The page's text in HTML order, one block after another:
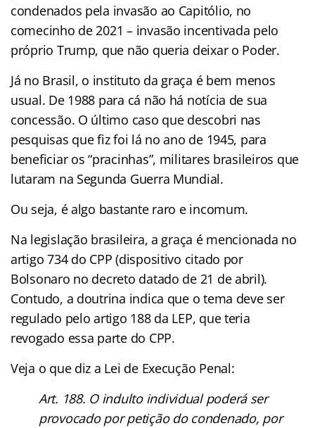
condenados pela invasão ao Capitólio, no
comecinho de 2021 – invasão incentivada pelo
próprio Trump, que não queria deixar o Poder.
Já no Brasil, o instituto da graça é bem menos
usual. De 1988 para cá não há notícia de sua
concessão. O último caso que descobri nas
pesquisas que fiz foi lá no ano de 1945, para
beneficiar os “pracinhas”, militares brasileiros que
lutaram na Segunda Guerra Mundial.
Ou seja, é algo bastante raro e incomum.
Na legislação brasileira, a graça é mencionada no
artigo 734 do CPP (dispositivo citado por
Bolsonaro no decreto datado de 21 de abril).
Contudo, a doutrina indica que o tema deve ser
regulado pelo artigo 188 da LEP, que teria
revogado essa parte do CPP.
Veja o que diz a Lei de Execução Penal:
Art. 188. O indulto individual poderá ser
provocado por petição do condenado, por